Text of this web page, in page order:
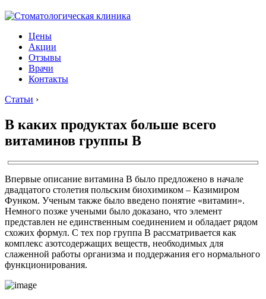
Цены
Акции
Отзывы
Врачи
Контакты
Статьи ›
В каких продуктах больше всего
витаминов группы B
Впервые описание витамина В было предложено в начале
двадцатого столетия польским биохимиком – Казимиром
Функом. Ученым также было введено понятие «витамин».
Немного позже учеными было доказано, что элемент
представлен не единственным соединением и обладает рядом
схожих формул. С тех пор группа В рассматривается как
комплекс азотсодержащих веществ, необходимых для
слаженной работы организма и поддержания его нормального
функционирования.